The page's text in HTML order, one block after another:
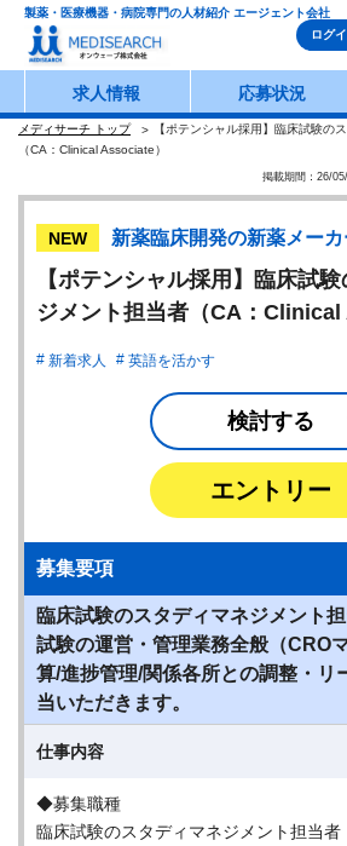
製薬・医療機器・病院専門の人材紹介 エージェント会社
ログ
求人情報 応募状況
メディサーチ トップ
【ポテンシャル採用】臨床試験の
（CA：Clinical Associate）
掲載期間：26/
NEW 新薬臨床開発の新薬メーカ
【ポテンシャル採用】臨床試
ジメント担当者（CA：Clinical
新着求人 英語を活かす
検討する
エントリー
募集要項
臨床試験のスタディマネジメント
試験の運営・管理業務全般（CRO
算/進捗管理/関係各所との調整・リ
当いただきます。
仕事内容
◆募集職種
臨床試験のスタディマネジメント担当者